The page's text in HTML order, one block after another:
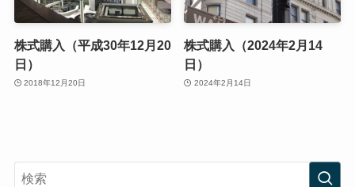
株式購入（平成30年12月20
日）
2018年12月20日
株式購入（2024年2月14
日）
2024年2月14日